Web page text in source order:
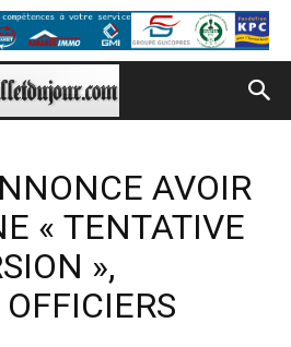
AVOIR
« TENTATIVE
»,